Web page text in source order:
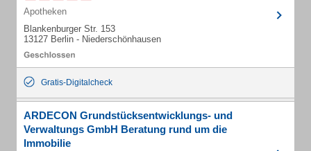
Apotheken
Blankenburger Str. 153
13127 Berlin - Niederschönhausen
Gratis-Digitalcheck
ARDECON Grundstücksentwicklungs- und
Verwaltungs GmbH Beratung rund um die
Immobilie